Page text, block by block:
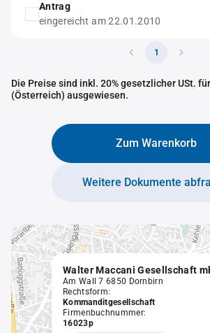
Antrag
eingereicht am 22.01.2010
1
Die Preise sind inkl. 20% gesetzlicher USt.
(Österreich) ausgewiesen.
Zum Warenkorb
Weitere Dokumente
Am Wall 7 6850 Dornbirn
Rechtsform:
Kommanditgesellschaft
Firmenbuchnummer:
16023p